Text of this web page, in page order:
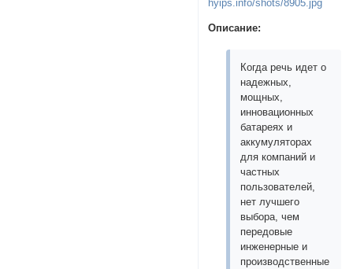
Описание:
Когда речь идет о
надежных,
мощных,
инновационных
батареях и
аккумуляторах
для компаний и
частных
пользователей,
нет лучшего
выбора, чем
передовые
инженерные и
производственные